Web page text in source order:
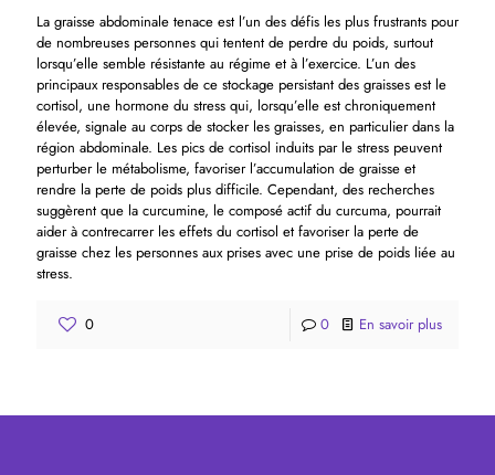
La graisse abdominale tenace est l’un des défis les plus frustrants pour
de nombreuses personnes qui tentent de perdre du poids, surtout
lorsqu’elle semble résistante au régime et à l’exercice. L’un des
principaux responsables de ce stockage persistant des graisses est le
cortisol, une hormone du stress qui, lorsqu’elle est chroniquement
élevée, signale au corps de stocker les graisses, en particulier dans la
région abdominale. Les pics de cortisol induits par le stress peuvent
perturber le métabolisme, favoriser l’accumulation de graisse et
rendre la perte de poids plus difficile. Cependant, des recherches
suggèrent que la curcumine, le composé actif du curcuma, pourrait
aider à contrecarrer les effets du cortisol et favoriser la perte de
graisse chez les personnes aux prises avec une prise de poids liée au
stress.
0 0 En savoir plus